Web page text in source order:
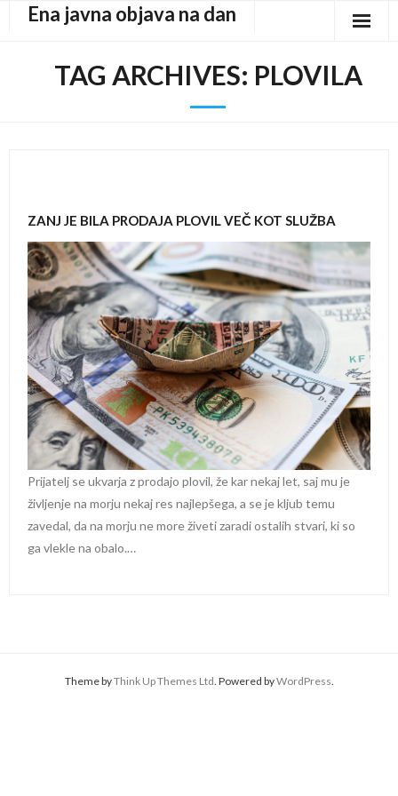
Ena javna objava na dan
TAG ARCHIVES: PLOVILA
ZANJ JE BILA PRODAJA PLOVIL VEČ KOT SLUŽBA
Prijatelj se ukvarja z prodajo plovil, že kar nekaj let, saj mu je
življenje na morju nekaj res najlepšega, a se je kljub temu
zavedal, da na morju ne more živeti zaradi ostalih stvari, ki so
ga vlekle na obalo.…
Theme byThink Up Themes Ltd. Powered byWordPress.